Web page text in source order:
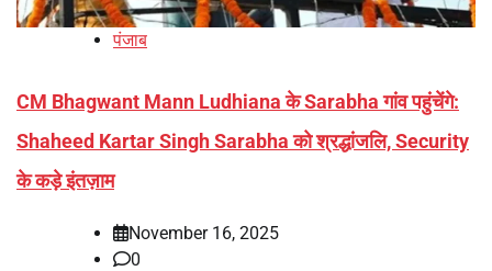
पंजाब
CM Bhagwant Mann Ludhiana के Sarabha गांव पहुंचेंगे:
Shaheed Kartar Singh Sarabha को श्रद्धांजलि, Security
के कड़े इंतज़ाम
November 16, 2025
0